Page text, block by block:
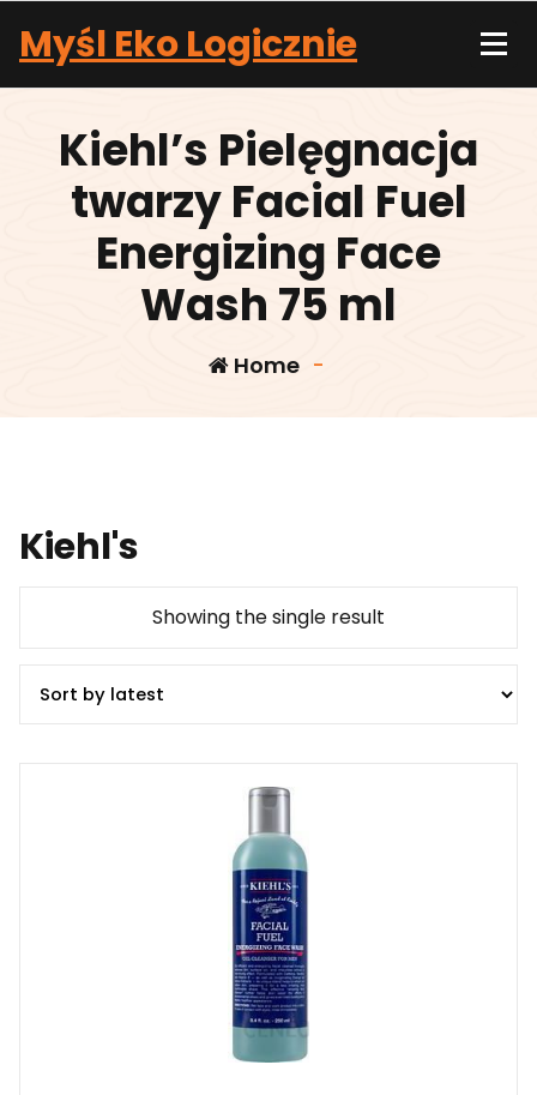
content
Myśl Eko Logicznie
Kiehl’s Pielęgnacja
twarzy Facial Fuel
Energizing Face
Wash 75 ml
Home -
Kiehl's
Showing the single result